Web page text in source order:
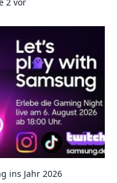
ins Jahr 2026